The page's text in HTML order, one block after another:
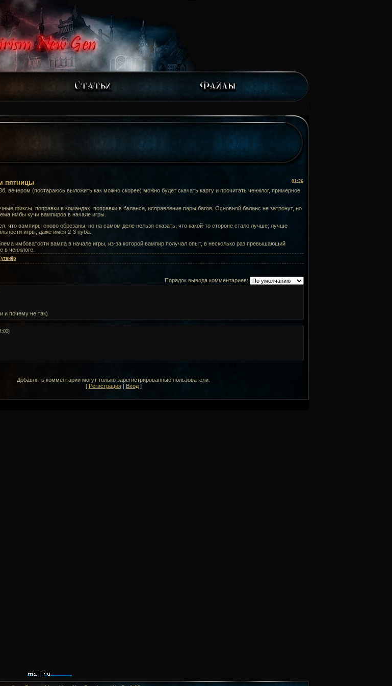
01:26
пятницы
вечером (постараюсь выложить как можно скорее) можно будет скачать карту и прочитать ченжлог, примерное
фиксы, поправки в командах, поправки в балансе, исправление пары багов. Основной баланс не затронут, но
имбы кучи вампиров в начале игры.
что вампиры сново обрезаны, но на самом деле нельзя сказать, что какой-то стороне стало лучше; лучше
игры, даже имея 2-3 нуба.
имбоватости вампа в начале игры, из-за которой вампир получал опыт, в несколько раз превышающий
в ченжлоге.
Порядок вывода комментариев:
и почему не так)
Добавлять комментарии могут только зарегистрированные пользователи.
[ Регистрация| Вход]